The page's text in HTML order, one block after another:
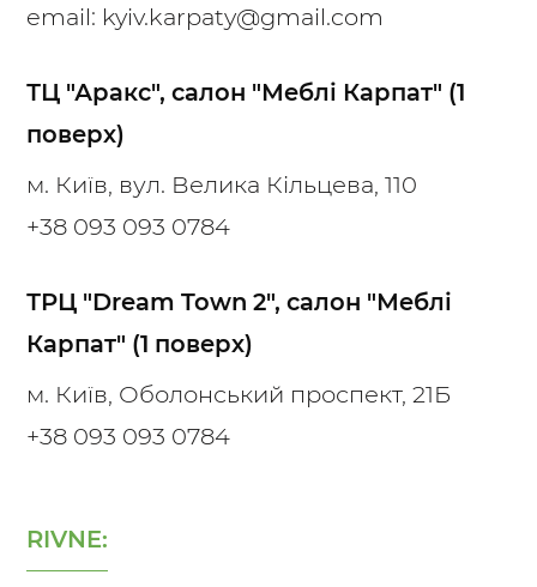
email: kyiv.karpaty@gmail.com
ТЦ "Аракс", салон "Меблі Карпат" (1
поверх)
м. Київ, вул. Велика Кільцева, 110
+38 093 093 0784
ТРЦ "Dream Town 2", салон "Меблі
Карпат" (1 поверх)
м. Київ, Оболонський проспект, 21Б
+38 093 093 0784
RIVNE: